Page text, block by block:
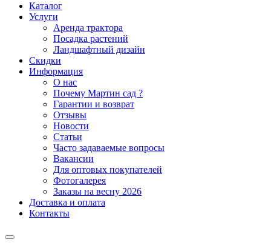
Каталог
Услуги
Аренда трактора
Посадка растений
Ландшафтный дизайн
Скидки
Информация
О нас
Почему Мартин сад ?
Гарантии и возврат
Отзывы
Новости
Статьи
Часто задаваемые вопросы
Вакансии
Для оптовых покупателей
Фотогалерея
Заказы на весну 2026
Доставка и оплата
Контакты